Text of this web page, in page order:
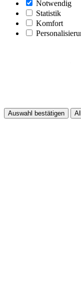
Notwendig
Statistik
Komfort
Auswahl bestätigen